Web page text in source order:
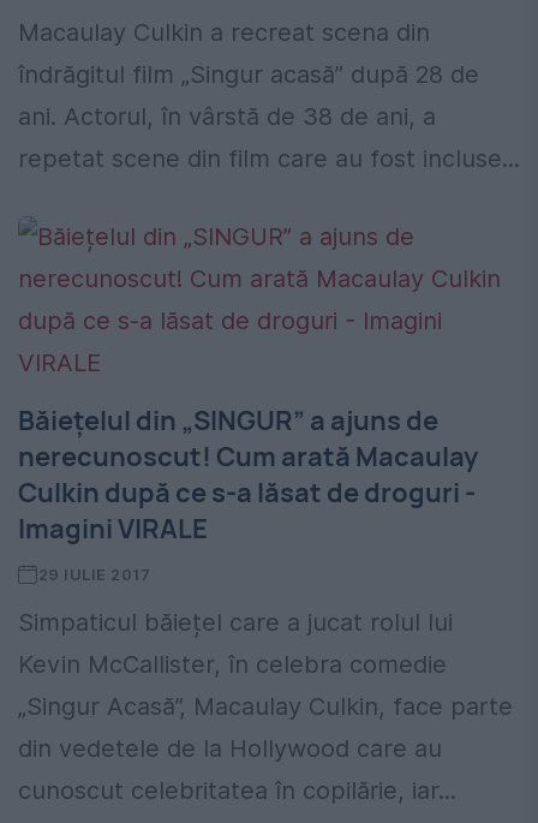
Macaulay Culkin a recreat scena din
îndrăgitul film „Singur acasă” după 28 de
ani. Actorul, în vârstă de 38 de ani, a
repetat scene din film care au fost incluse...
Băiețelul din „SINGUR” a ajuns de
nerecunoscut! Cum arată Macaulay
Culkin după ce s-a lăsat de droguri -
Imagini VIRALE
29 IULIE 2017
Simpaticul băiețel care a jucat rolul lui
Kevin McCallister, în celebra comedie
„Singur Acasă”, Macaulay Culkin, face parte
din vedetele de la Hollywood care au
cunoscut celebritatea în copilărie, iar...